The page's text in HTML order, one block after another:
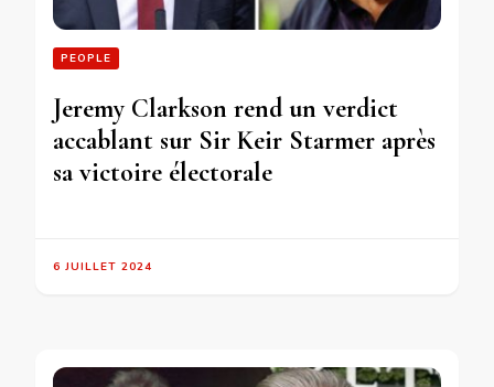
PEOPLE
Jeremy Clarkson rend un verdict
accablant sur Sir Keir Starmer après
sa victoire électorale
6 JUILLET 2024